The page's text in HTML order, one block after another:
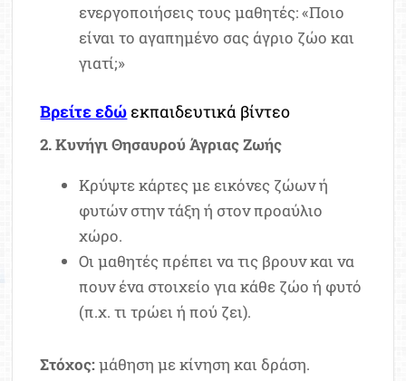
ενεργοποιήσεις τους μαθητές: «Ποιο
είναι το αγαπημένο σας άγριο ζώο και
γιατί;»
Βρείτε εδώ εκπαιδευτικά βίντεο
2. Κυνήγι Θησαυρού Άγριας Ζωής
Κρύψτε κάρτες με εικόνες ζώων ή
φυτών στην τάξη ή στον προαύλιο
χώρο.
Οι μαθητές πρέπει να τις βρουν και να
πουν ένα στοιχείο για κάθε ζώο ή φυτό
(π.χ. τι τρώει ή πού ζει).
Στόχος:μάθηση με κίνηση και δράση.